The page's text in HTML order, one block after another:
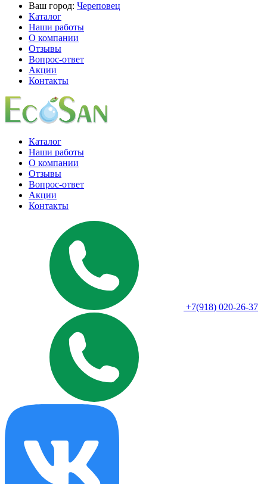
Ваш город: Череповец
Каталог
Наши работы
О компании
Отзывы
Вопрос-ответ
Акции
Контакты
Каталог
Наши работы
О компании
Отзывы
Вопрос-ответ
Акции
Контакты
+7(918) 020-26-37